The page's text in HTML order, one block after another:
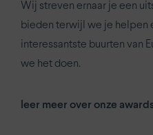
Wij streven ernaar je een
bieden terwijl we je helpen
interessantste buurten van
we het doen.
leer meer over onze